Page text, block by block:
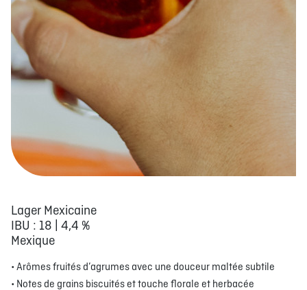
Lager Mexicaine
IBU : 18 | 4,4 %
Mexique
• Arômes fruités d’agrumes avec une douceur maltée subtile
• Notes de grains biscuités et touche florale et herbacée